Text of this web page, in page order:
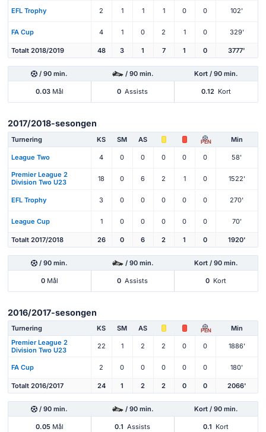
EFL Trophy 2 1 1 1 0 0 102'
FA Cup 4 1 0 2 1 0 329'
Totalt 2018/2019 48 3 1 7 1 0 3777'
/ 90 min. / 90 min. Kort / 90 min.
0.03Mål 0 Assists 0.12 Kort
2017/2018-sesongen
Turnering KS SM AS PEN Min
League Two 4 0 0 0 0 0 58'
Premier League 2
Division Two U23
18 0 6 2 1 0 1522'
EFL Trophy 3 0 0 0 0 0 270'
League Cup 1 0 0 0 0 0 70'
Totalt 2017/2018 26 0 6 2 1 0 1920'
/ 90 min. / 90 min. Kort / 90 min.
0Mål 0 Assists 0 Kort
2016/2017-sesongen
Turnering KS SM AS PEN
Min
Premier League 2
Division Two U23
22 1 2 2 0 0 1886'
FA Cup 2 0 0 0 0 0 180'
Totalt 2016/2017 24 1 2 2 0 0 2066'
/ 90 min. / 90 min. Kort / 90 min.
0.05Mål 0.1 Assists 0.1 Kort